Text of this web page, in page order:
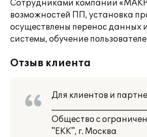
Сотрудниками компании
возможностей ПП, установка
осуществлены перенос данных
системы, обучение
Отзыв клиента
Для клиентов и
Общество с
"ЕКК", г. Москва